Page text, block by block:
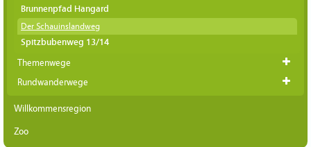
Brunnenpfad Hangard
Der Schauinslandweg
Spitzbubenweg 13/14
Themenwege
Rundwanderwege
Willkommensregion
Zoo